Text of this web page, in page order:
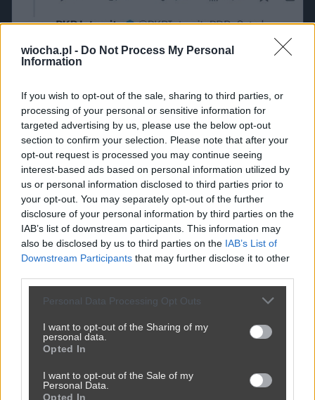
wiocha.pl - Do Not Process My Personal
Information
If you wish to opt-out of the sale, sharing to third parties, or
processing of your personal or sensitive information for
targeted advertising by us, please use the below opt-out
section to confirm your selection. Please note that after your
opt-out request is processed you may continue seeing
interest-based ads based on personal information utilized by
us or personal information disclosed to third parties prior to
your opt-out. You may separately opt-out of the further
disclosure of your personal information by third parties on the
IAB’s list of downstream participants. This information may
also be disclosed by us to third parties on the IAB’s List of
Downstream Participants that may further disclose it to other
Personal Data Processing Opt Outs
I want to opt-out of the Sharing of my
personal data.
Opted In
I want to opt-out of the Sale of my
Personal Data.
Opted In
0 2 Udostępnij
Na upartego można
przez[Usunięty użytkownik]— 1 rok temu
Kategoria: 😂 Śmieszne